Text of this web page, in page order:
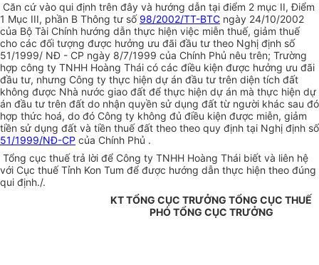
Căn cứ vào qui định trên đây và hướng dẫn tại điểm 2 mục II, Điểm
1 Mục III, phần B Thông tư số 98/2002/TT-BTC ngày 24/10/2002
của Bộ Tài Chính hướng dẫn thực hiện việc miễn thuế, giảm thuế
cho các đối tượng được hưởng ưu đãi đầu tư theo Nghị định số
51/1999/ NĐ - CP ngày 8/7/1999 của Chính Phủ nêu trên; Trường
hợp công ty TNHH Hoàng Thái có các điều kiện được hưởng ưu đãi
đầu tư, nhưng Công ty thực hiện dự án đầu tư trên diện tích đất
không được Nhà nước giao đất để thực hiện dự án mà thực hiện dự
án đầu tư trên đất do nhận quyền sử dụng đất từ người khác sau đó
hợp thức hoá, do đó Công ty không đủ điều kiện được miễn, giảm
tiền sử dụng đất và tiền thuế đất theo theo quy định tại Nghị định số
51/1999/NĐ-CP của Chính Phủ .
Tổng cục thuế trả lời để Công ty TNHH Hoàng Thái biết và liên hệ
với Cục thuế Tỉnh Kon Tum để được hướng dẫn thực hiện theo đúng
qui định./.
KT TỔNG CỤC TRƯỞNG TỔNG CỤC THUẾ
PHÓ TỔNG CỤC TRƯỞNG